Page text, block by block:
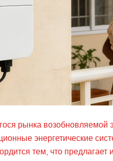
рынка возобновляемой
энергетические
тем, что